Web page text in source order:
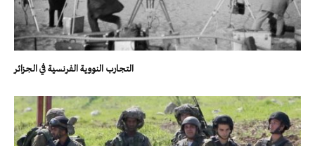
التجارب النووية الفرنسية في الجزائر